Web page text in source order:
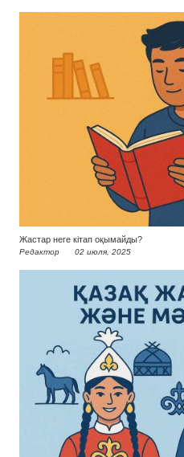
Жастар неге кітап оқымайды?
Редактор 02 июля, 2025